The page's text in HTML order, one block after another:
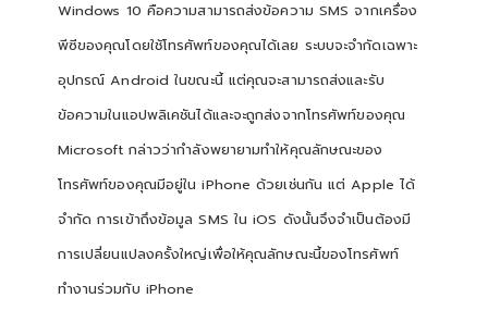
Windows 10 คือความสามารถส่งข้อความ SMS จากเครื่อง
พีซีของคุณโดยใช้โทรศัพท์ของคุณได้เลย ระบบจะจำกัดเฉพาะ
อุปกรณ์ Android ในขณะนี้ แต่คุณจะสามารถส่งและรับ
ข้อความในแอปพลิเคชันได้และจะถูกส่งจากโทรศัพท์ของคุณ
Microsoft กล่าวว่ากำลังพยายามทำให้คุณลักษณะของ
โทรศัพท์ของคุณมีอยู่ใน iPhone ด้วยเช่นกัน แต่ Apple ได้
จำกัด การเข้าถึงข้อมูล SMS ใน iOS ดังนั้นจึงจำเป็นต้องมี
การเปลี่ยนแปลงครั้งใหญ่เพื่อให้คุณลักษณะนี้ของโทรศัพท์
ทำงานร่วมกับ iPhone